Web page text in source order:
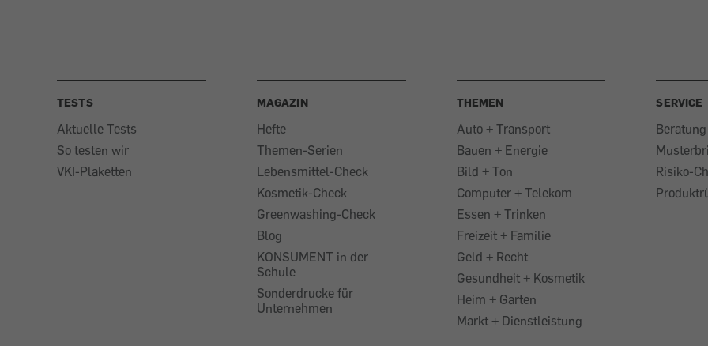
TESTS
Aktuelle Tests
So testen wir
VKI-Plaketten
MAGAZIN
Hefte
Themen-Serien
Lebensmittel-Check
Kosmetik-Check
Greenwashing-Check
Blog
KONSUMENT in der
Schule
Sonderdrucke für
Unternehmen
THEMEN
Auto + Transport
Bauen + Energie
Bild + Ton
Computer + Telekom
Essen + Trinken
Freizeit + Familie
Geld + Recht
Gesundheit + Kosmetik
Heim + Garten
Markt + Dienstleistung
SERVICE
Beratung
Risiko-